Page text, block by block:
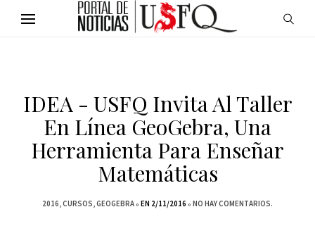
IDEA - USFQ Invita Al Taller
En Línea GeoGebra, Una
Herramienta Para Enseñar
Matemáticas
2016 CURSOS GEOGEBRA EN 2/11/2016 NO HAY COMENTARIOS.